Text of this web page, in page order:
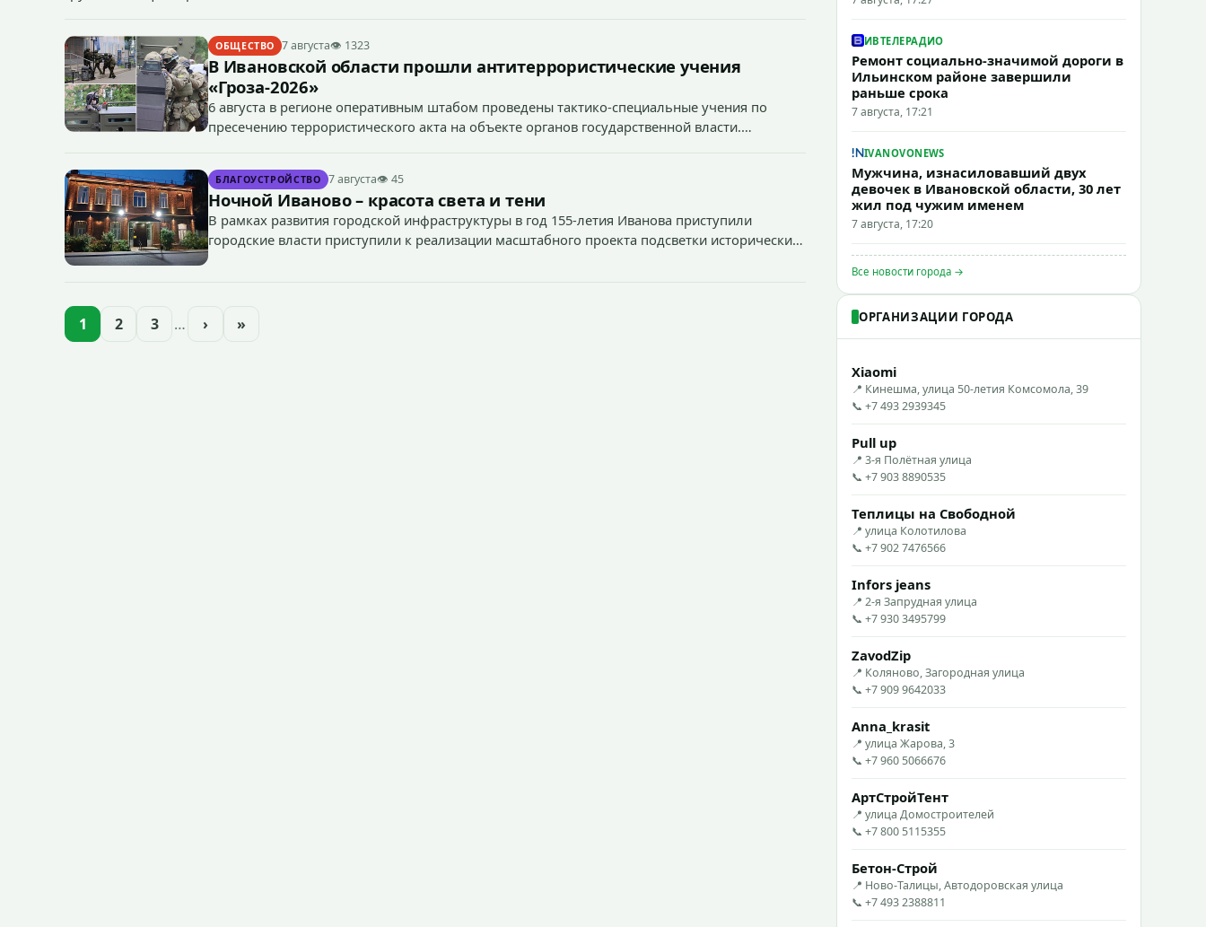
ОБЩЕСТВО 7 августа👁 1323
В Ивановской области прошли антитеррористические учения
«Гроза-2026»
6 августа в регионе оперативным штабом проведены тактико-специальные учения по
пресечению террористического акта на объекте органов государственной власти.
БЛАГОУСТРОЙСТВО 7 августа👁 45
Ночной Иваново – красота света и тени
В рамках развития городской инфраструктуры в год 155-летия Иванова приступили
городские власти приступили к реализации масштабного проекта подсветки исторических
1 2 3 … › »
ИВТЕЛЕРАДИО
Ремонт социально-значимой дороги в
Ильинском районе завершили
раньше срока
7 августа, 17:21
IVANOVONEWS
Мужчина, изнасиловавший двух
девочек в Ивановской области, 30 лет
жил под чужим именем
7 августа, 17:20
Все новости города →
ОРГАНИЗАЦИИ ГОРОДА
Xiaomi
📍 Кинешма, улица 50-летия Комсомола, 39
📞 +7 493 2939345
Pull up
📍 3-я Полётная улица
📞 +7 903 8890535
Теплицы на Свободной
📍 улица Колотилова
📞 +7 902 7476566
Infors jeans
📍 2-я Запрудная улица
📞 +7 930 3495799
ZavodZip
📍 Коляново, Загородная улица
📞 +7 909 9642033
Anna_krasit
📍 улица Жарова, 3
📞 +7 960 5066676
АртСтройТент
📍 улица Домостроителей
📞 +7 800 5115355
Бетон-Строй
📍 Ново-Талицы, Автодоровская улица
📞 +7 493 2388811